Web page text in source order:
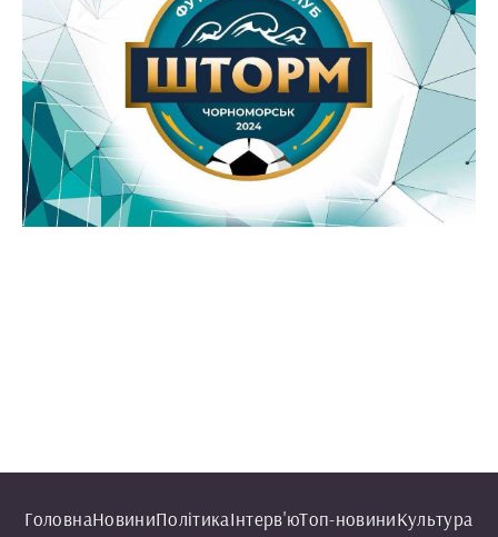
ГоловнаНовиниПолітикаІнтерв'юТоп-новиниКультура